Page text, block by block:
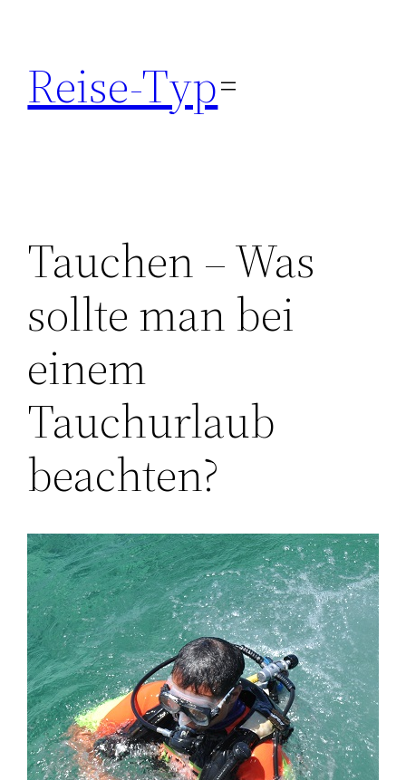
springen
Reise-Typ
Tauchen – Was
sollte man bei
einem
Tauchurlaub
beachten?